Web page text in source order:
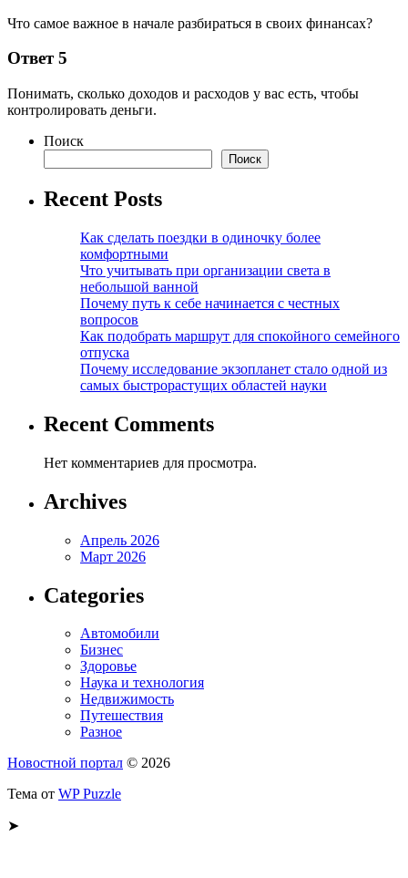
Что самое важное в начале разбираться в своих финансах?
Ответ 5
Понимать, сколько доходов и расходов у вас есть, чтобы
контролировать деньги.
Поиск
Поиск
Recent Posts
Как сделать поездки в одиночку более
комфортными
Что учитывать при организации света в
небольшой ванной
Почему путь к себе начинается с честных
вопросов
Как подобрать маршрут для спокойного семейного
отпуска
Почему исследование экзопланет стало одной из
самых быстрорастущих областей науки
Recent Comments
Нет комментариев для просмотра.
Archives
Апрель 2026
Март 2026
Categories
Автомобили
Бизнес
Здоровье
Наука и технология
Недвижимость
Путешествия
Разное
Новостной портал © 2026
Тема от WP Puzzle
➤